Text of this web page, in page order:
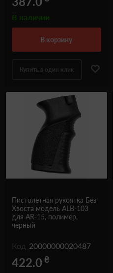
В наличии
в корзину
Купить в один клик
Пистолетная рукоятка Без
Хвоста модель ALB-103
для AR-15, полимер,
черный
Код 20000000020487
422.0 ₴